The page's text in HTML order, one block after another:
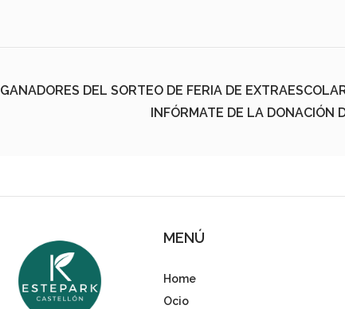
GANADORES DEL SORTEO DE FERIA DE
INFÓRMATE DE LA DONACIÓN
MENÚ
Home
Ocio